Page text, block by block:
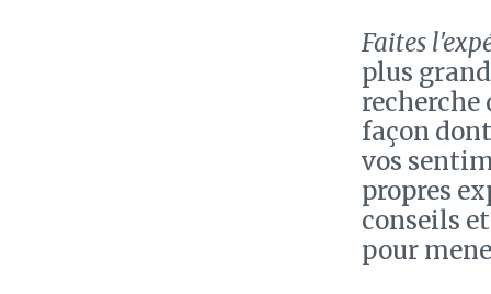
Faites
plus
recherche
façon
vos
propres
conseils
pour